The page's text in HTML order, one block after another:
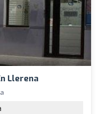
Llerena